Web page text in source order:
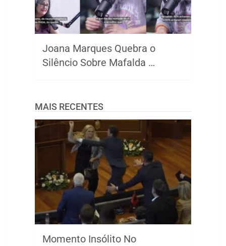
Joana Marques Quebra o
Silêncio Sobre Mafalda …
MAIS RECENTES
Momento Insólito No